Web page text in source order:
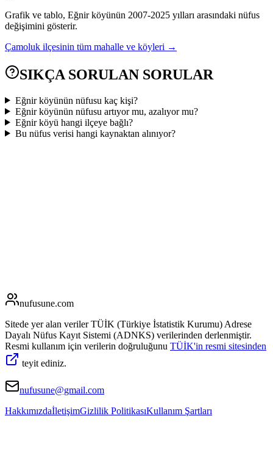
Grafik ve tablo, Eğnirköyünün 2007-2025 yılları arasındaki nüfus
değişimini gösterir.
Çamoluk ilçesinin tüm mahalle ve köyleri →
SIKÇA SORULAN SORULAR
Eğnir köyünün nüfusu kaç kişi?
Eğnir köyünün nüfusu artıyor mu, azalıyor mu?
Eğnir köyü hangi ilçeye bağlı?
Bu nüfus verisi hangi kaynaktan alınıyor?
nufusune.com
Sitede yer alan veriler TÜİK (Türkiye İstatistik Kurumu) Adrese
Dayalı Nüfus Kayıt Sistemi (ADNKS) verilerinden derlenmiştir.
Resmi kullanım için verilerin doğruluğunu TÜİK'in resmi sitesinden
teyit ediniz.
nufusune@gmail.com
HakkımızdaİletişimGizlilik PolitikasıKullanım Şartları